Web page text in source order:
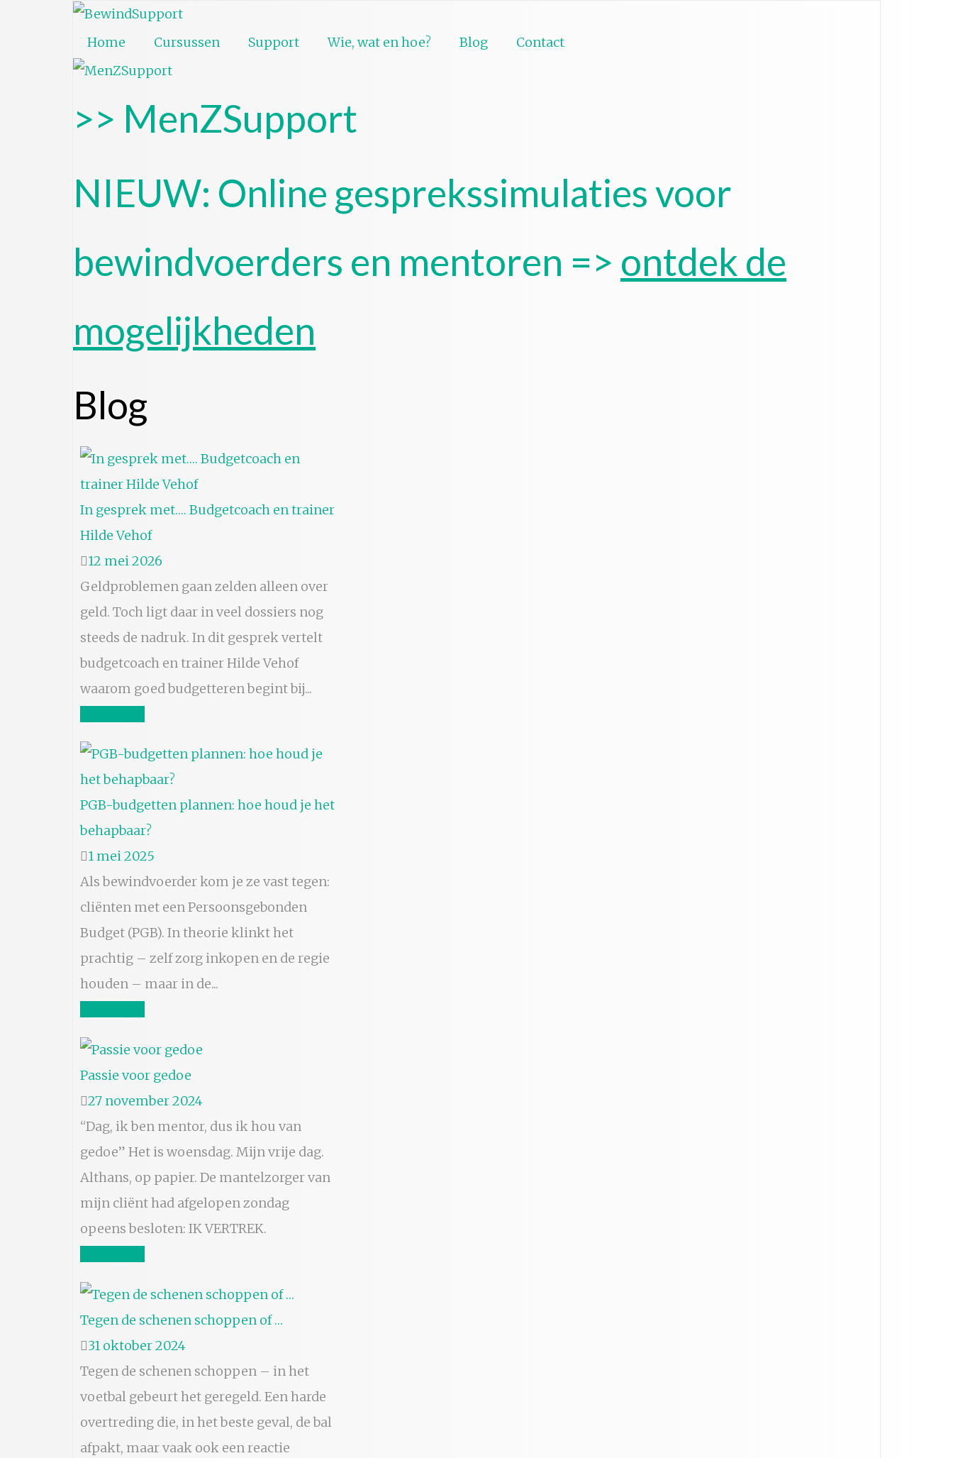
Home Cursussen Support Wie, wat en hoe? Blog Contact
>> MenZSupport
NIEUW: Online gesprekssimulaties voor
bewindvoerders en mentoren => ontdek de
mogelijkheden
Blog
In gesprek met…. Budgetcoach en trainer
Hilde Vehof
12 mei 2026
Geldproblemen gaan zelden alleen over
geld. Toch ligt daar in veel dossiers nog
steeds de nadruk. In dit gesprek vertelt
budgetcoach en trainer Hilde Vehof
waarom goed budgetteren begint bij...
PGB-budgetten plannen: hoe houd je het
behapbaar?
1 mei 2025
Als bewindvoerder kom je ze vast tegen:
cliënten met een Persoonsgebonden
Budget (PGB). In theorie klinkt het
prachtig – zelf zorg inkopen en de regie
houden – maar in de...
Passie voor gedoe
27 november 2024
“Dag, ik ben mentor, dus ik hou van
gedoe” Het is woensdag. Mijn vrije dag.
Althans, op papier. De mantelzorger van
mijn cliënt had afgelopen zondag
opeens besloten: IK VERTREK.
Tegen de schenen schoppen of …
31 oktober 2024
Tegen de schenen schoppen – in het
voetbal gebeurt het geregeld. Een harde
overtreding die, in het beste geval, de bal
afpakt, maar vaak ook een reactie